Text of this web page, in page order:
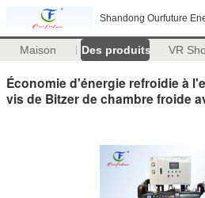
Shandong Ourfuture
Maison Des produits VR
Économie d'énergie refroidie à
vis de Bitzer de chambre froide